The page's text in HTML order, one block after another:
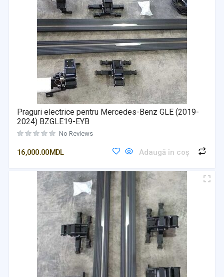
Praguri electrice pentru Mercedes-Benz GLE (2019-
2024) BZGLE19-EYB
No Reviews
16,000.00MDL Adaugă în coș